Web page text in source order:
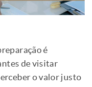
é
de visitar
o valor justo